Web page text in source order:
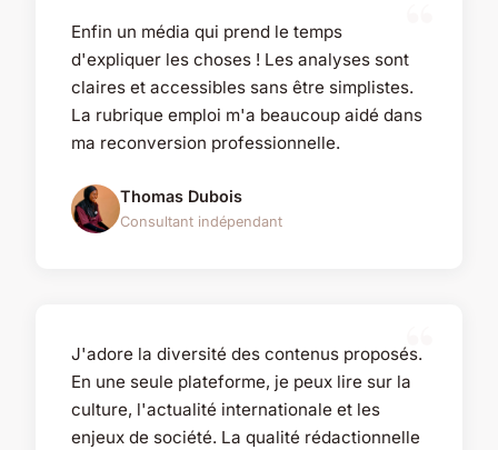
Enfin un média qui prend le temps
d'expliquer les choses ! Les analyses sont
claires et accessibles sans être simplistes.
La rubrique emploi m'a beaucoup aidé dans
ma reconversion professionnelle.
Thomas Dubois
Consultant indépendant
J'adore la diversité des contenus proposés.
En une seule plateforme, je peux lire sur la
culture, l'actualité internationale et les
enjeux de société. La qualité rédactionnelle